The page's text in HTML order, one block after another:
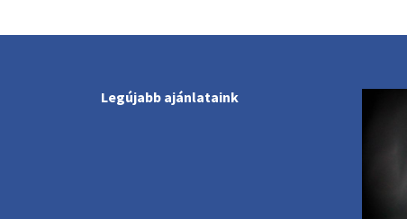
Legújabb ajánlataink